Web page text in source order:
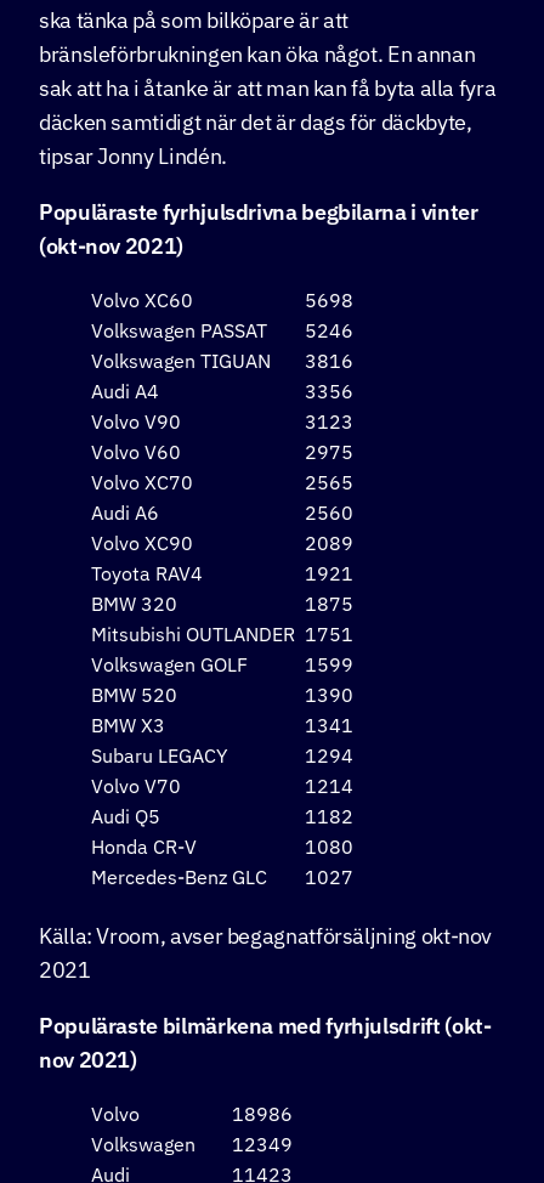
ska tänka på som bilköpare är att
bränsleförbrukningen kan öka något. En annan
sak att ha i åtanke är att man kan få byta alla fyra
däcken samtidigt när det är dags för däckbyte,
tipsar Jonny Lindén.
Populäraste fyrhjulsdrivna begbilarna i vinter
(okt-nov 2021)
Volvo XC60
5698
Volkswagen PASSAT
5246
Volkswagen TIGUAN
3816
Audi A4
3356
Volvo V90
3123
Volvo V60
2975
Volvo XC70
2565
Audi A6
2560
Volvo XC90
2089
Toyota RAV4
1921
BMW 320
1875
Mitsubishi OUTLANDER 1751
Volkswagen GOLF
1599
BMW 520
1390
BMW X3
1341
Subaru LEGACY
1294
Volvo V70
1214
Audi Q5
1182
Honda CR-V
1080
Mercedes-Benz GLC
1027
Källa: Vroom, avser begagnatförsäljning okt-nov
2021
Populäraste bilmärkena med fyrhjulsdrift (okt-
nov 2021)
Volvo
18986
Volkswagen
12349
Audi
11423